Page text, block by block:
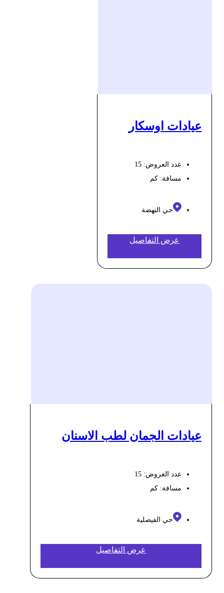
عيادات اوسكار
عدد العروض: 15
مسافة:كم
حي النهضة
عرض التفاصيل
عيادات الجمان لطب الاسنان
عدد العروض: 15
مسافة:كم
حي الفيصلية
عرض التفاصيل